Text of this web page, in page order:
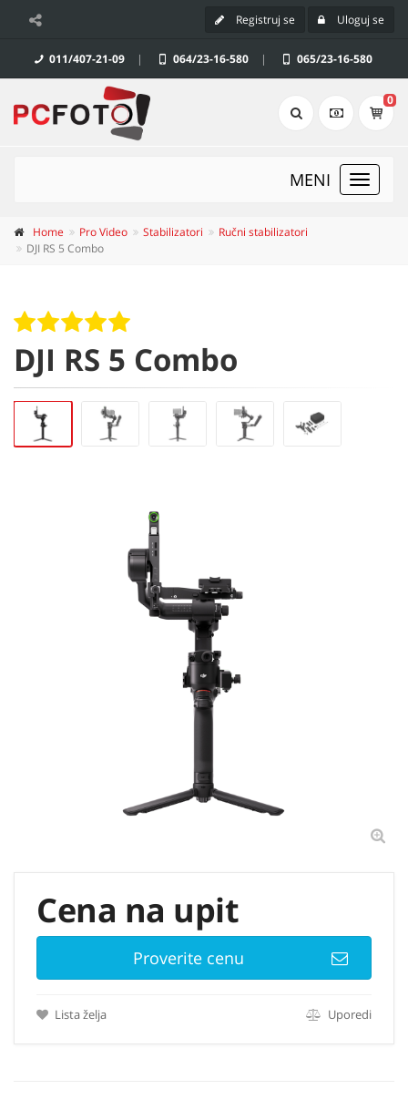
Registruj se Uloguj se
011/407-21-09 | 064/23-16-580 | 065/23-16-580
0
Toggle
MENI
Home Pro Video Stabilizatori
Ručni stabilizatori
DJI RS 5 Combo
DJI RS 5 Combo
Cena na upit
Proverite cenu
Lista želja Uporedi